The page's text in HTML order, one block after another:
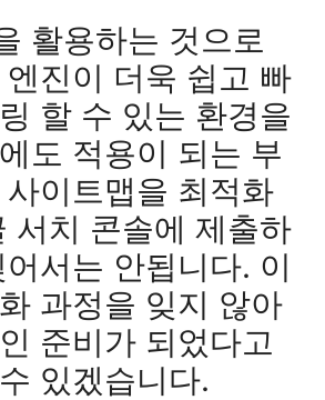
활용하는 것으로
진이 더욱 쉽고 빠
할 수 있는 환경을
도 적용이 되는 부
이트맵을 최적화
서치 콘솔에 제출하
서는 안됩니다. 이
과정을 잊지 않아
준비가 되었다고
있겠습니다.